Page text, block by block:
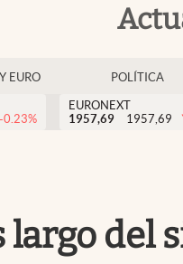
EURO POLÍTICA
-0.23%
EURONEXT
1957,69
1957,69
del